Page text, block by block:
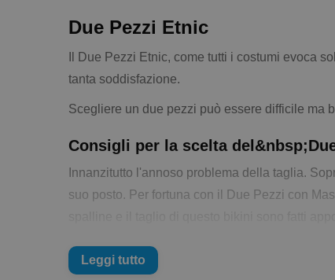
Due Pezzi Etnic
Il Due Pezzi Etnic, come tutti i costumi evoca
tanta soddisfazione.
Scegliere un due pezzi può essere difficile ma
Consigli per la scelta
Innanzitutto l'annoso problema della taglia.
suo posto. Per fortuna con il Due Pezzi con
E se hai sbagliato taglia?
Leggi tutto